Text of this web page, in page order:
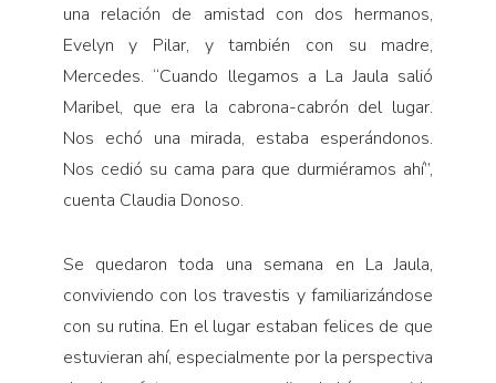
una relación de amistad con dos hermanos,
Evelyn y Pilar, y también con su madre,
Mercedes. “Cuando llegamos a La Jaula salió
Maribel, que era la cabrona-cabrón del lugar.
Nos echó una mirada, estaba esperándonos.
Nos cedió su cama para que durmiéramos ahí”,
cuenta Claudia Donoso.
Se quedaron toda una semana en La Jaula,
conviviendo con los travestis y familiarizándose
con su rutina. En el lugar estaban felices de que
estuvieran ahí, especialmente por la perspectiva